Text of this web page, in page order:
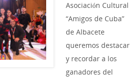
Asociación Cultural
“Amigos de Cuba”
de Albacete
queremos destacar
y recordar a los
ganadores del